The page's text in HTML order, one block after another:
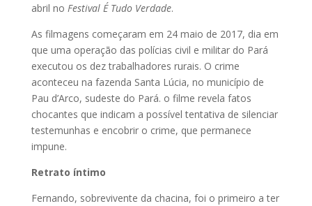
abril no Festival É Tudo Verdade.
As filmagens começaram em 24 maio de 2017, dia em
que uma operação das polícias civil e militar do Pará
executou os dez trabalhadores rurais. O crime
aconteceu na fazenda Santa Lúcia, no município de
Pau d’Arco, sudeste do Pará. o filme revela fatos
chocantes que indicam a possível tentativa de silenciar
testemunhas e encobrir o crime, que permanece
impune.
Retrato íntimo
Fernando, sobrevivente da chacina, foi o primeiro a ter